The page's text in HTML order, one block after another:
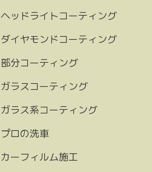
ヘッドライトコーティング
ダイヤモンドコーティング
部分コーティング
ガラスコーティング
ガラス系コーティング
プロの洗車
カーフィルム施工